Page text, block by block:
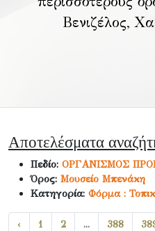
Βενιζέλος,
Αποτελέσματα
Πεδίο: ΟΡΓΑΝΙΣΜΟΣ
Όρος: Μουσείο Μπενάκη
Κατηγορία: Φόρμα :
‹ 1 2 ... 388